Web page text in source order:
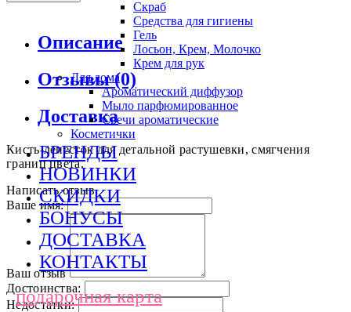
Скраб
Средства для гигиены
Гель
Лосьон, Крем, Молочко
Крем для рук
Для дома
Ароматический диффузор
Мыло парфюмированное
Свечи ароматические
Косметички
БРЕНДЫ
НОВИНКИ
СКИДКИ
БОНУСЫ
ДОСТАВКА
КОНТАКТЫ
подарочная карта
Описание
Отзывы (0)
Доставка
Кисть-лепесток для детальной растушевки, смягчения
границ цвета.
Написать отзыв
Ваше имя:
Ваш отзыв
Достоинства:
Недостатки: